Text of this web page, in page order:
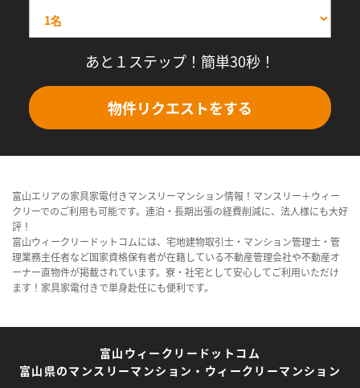
あと１ステップ！簡単30秒！
物件リクエストをする
富山エリアの家具家電付きマンスリーマンション情報！マンスリー＋ウィー
クリーでのご利用も可能です。連泊・長期出張の経費削減に、法人様にも大好
評！
富山ウィークリードットコムには、宅地建物取引士・マンション管理士・管
理業務主任者など国家資格保有者が在籍している不動産管理会社や不動産オ
ーナー直物件が掲載されています。寮・社宅として安心してご利用いただけ
ます！家具家電付きで単身赴任にも便利です。
富山ウィークリードットコム
富山県のマンスリーマンション・ウィークリーマンション